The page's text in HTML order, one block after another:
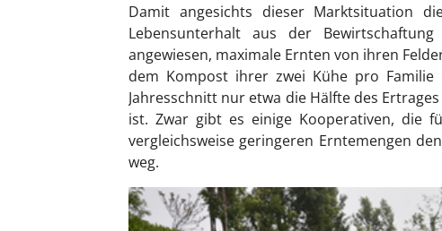
Damit angesichts dieser Marktsituation
Lebensunterhalt aus der
angewiesen, maximale Ernten von ihren
dem Kompost ihrer zwei Kühe pro
Jahresschnitt nur etwa die Hälfte des
ist. Zwar gibt es einige Kooperativen, die
vergleichsweise geringeren Erntemengen
weg.